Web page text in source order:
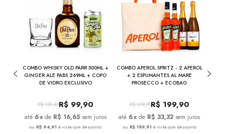
COMBO WHISKY OLD PARR 500ML +
GINGER ALE PABS 269ML + COPO
DE VIDRO EXCLUSIVO
R$ 130,40R$ 99,90
6x de R$ 16,65 sem juros
ouR$ 94,91 à vista com desconto
COMBO APEROL SPRITZ - 2 APEROL
+ 2 ESPUMANTES AL MARE
PROSECCO + ECOBAG
R$ 239,78R$ 199,90
6x de R$ 33,32 sem juros
ou R$ 189,91 à vista com desconto